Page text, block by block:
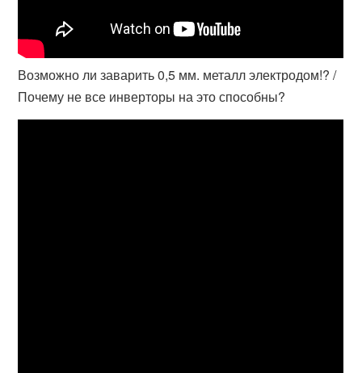
Возможно ли заварить 0,5 мм. металл электродом!? /
Почему не все инверторы на это способны?